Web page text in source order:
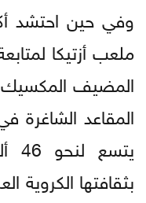
ملعب أزتيكا
المضيف المكسيك
المقاعد الشاغرة
بثقافتها الكروية